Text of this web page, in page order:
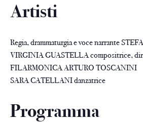
Artisti
Regia, drammaturgia e voce narrante
VIRGINIA GUASTELLA compositrice,
FILARMONICA ARTURO TOSCANINI
SARA CATELLANI danzatrice
Programma